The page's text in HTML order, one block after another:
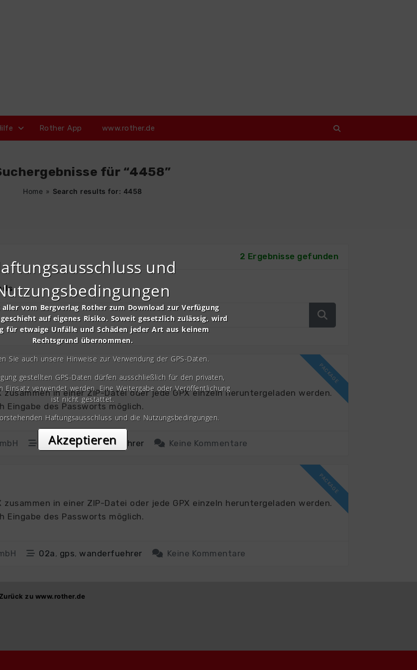
Rother App www.rother.de
für “4458”
Home » Search results for: 4458
2 Ergebnisse gefunden
zusammen in einer ZIP-Datei oder jede GPX einzeln heruntergeladen werden.
Eingabe des Passworts möglich.
03a,gps,wanderfuehrer Keine Kommentare
zusammen in einer ZIP-Datei oder jede GPX einzeln heruntergeladen werden.
Eingabe des Passworts möglich.
02a, gps, wanderfuehrer Keine Kommentare
Zurück zu www.rother.de
und
aller vom Bergverlag Rother zum Download zur Verfügung
auf eigenes Risiko. Soweit gesetzlich zulässig, wird
für etwaige Unfälle und Schäden jeder Art aus keinem
Rechtsgrund übernommen.
Sie auch unsere Hinweise zur Verwendung der GPS-Daten.
gestellten GPS-Daten dürfen ausschließlich für den privaten,
Einsatz verwendet werden. Eine Weitergabe oder Veröffentlichung
ist nicht gestattet.
Haftungsausschluss und die Nutzungsbedingungen.
Akzeptieren